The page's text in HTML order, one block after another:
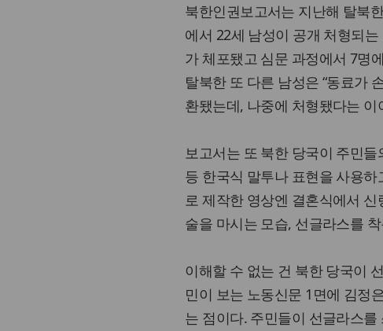
북한인권보고서는 지난해 탈북
에서 22세 남성이 공개 처형되
가 체포됐고 심문 과정에서 7명
탈북한 또 다른 남성은 “동료가
환됐는데, 나중에 처형됐다는 이
보고서는 또 북한 당국이 주민들
등 한국식 말투나 표현을 사용
로 제작한 영상엔 결혼식에서
술을 마시는 모습, 선글라스를
이해할 수 없는 건 북한 당국이
민이 보는 노동신문 1면에 김정
는 점이다. 주민들이 선글라스를